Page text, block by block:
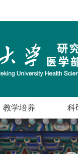
教学培养 科